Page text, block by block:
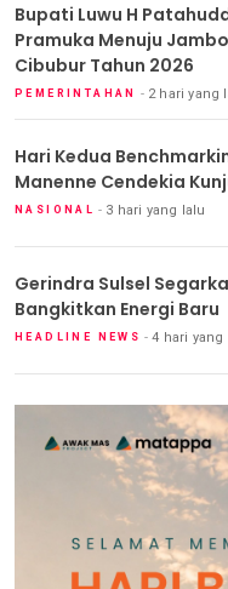
Bupati Luwu H
Pramuka Menuju
Cibubur Tahun 2026
PEMERINTAHAN 2 hari yang
Hari Kedua
Manenne Cendekia
NASIONAL 3 hari yang lalu
Gerindra Sulsel
Bangkitkan Energi Baru
HEADLINE NEWS 4 hari yang